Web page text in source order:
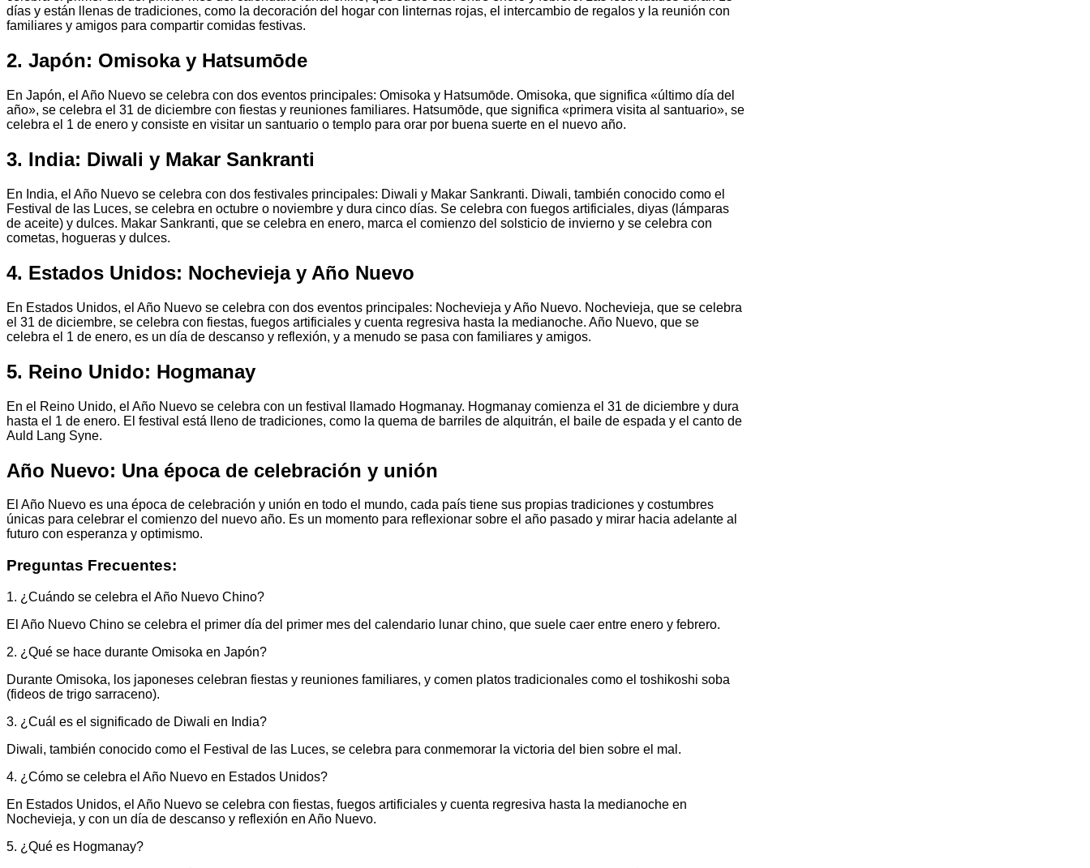
días y están llenas de tradiciones, como la decoración del hogar con linternas rojas, el intercambio de regalos y la reunión con
familiares y amigos para compartir comidas festivas.
2. Japón: Omisoka y Hatsumōde
En Japón, el Año Nuevo se celebra con dos eventos principales: Omisoka y Hatsumōde. Omisoka, que significa «último día del
año», se celebra el 31 de diciembre con fiestas y reuniones familiares. Hatsumōde, que significa «primera visita al santuario», se
celebra el 1 de enero y consiste en visitar un santuario o templo para orar por buena suerte en el nuevo año.
3. India: Diwali y Makar Sankranti
En India, el Año Nuevo se celebra con dos festivales principales: Diwali y Makar Sankranti. Diwali, también conocido como el
Festival de las Luces, se celebra en octubre o noviembre y dura cinco días. Se celebra con fuegos artificiales, diyas (lámparas
de aceite) y dulces. Makar Sankranti, que se celebra en enero, marca el comienzo del solsticio de invierno y se celebra con
cometas, hogueras y dulces.
4. Estados Unidos: Nochevieja y Año Nuevo
En Estados Unidos, el Año Nuevo se celebra con dos eventos principales: Nochevieja y Año Nuevo. Nochevieja, que se celebra
el 31 de diciembre, se celebra con fiestas, fuegos artificiales y cuenta regresiva hasta la medianoche. Año Nuevo, que se
celebra el 1 de enero, es un día de descanso y reflexión, y a menudo se pasa con familiares y amigos.
5. Reino Unido: Hogmanay
En el Reino Unido, el Año Nuevo se celebra con un festival llamado Hogmanay. Hogmanay comienza el 31 de diciembre y dura
hasta el 1 de enero. El festival está lleno de tradiciones, como la quema de barriles de alquitrán, el baile de espada y el canto de
Auld Lang Syne.
Año Nuevo: Una época de celebración y unión
El Año Nuevo es una época de celebración y unión en todo el mundo, cada país tiene sus propias tradiciones y costumbres
únicas para celebrar el comienzo del nuevo año. Es un momento para reflexionar sobre el año pasado y mirar hacia adelante al
futuro con esperanza y optimismo.
Preguntas Frecuentes:
1. ¿Cuándo se celebra el Año Nuevo Chino?
El Año Nuevo Chino se celebra el primer día del primer mes del calendario lunar chino, que suele caer entre enero y febrero.
2. ¿Qué se hace durante Omisoka en Japón?
Durante Omisoka, los japoneses celebran fiestas y reuniones familiares, y comen platos tradicionales como el toshikoshi soba
(fideos de trigo sarraceno).
3. ¿Cuál es el significado de Diwali en India?
Diwali, también conocido como el Festival de las Luces, se celebra para conmemorar la victoria del bien sobre el mal.
4. ¿Cómo se celebra el Año Nuevo en Estados Unidos?
En Estados Unidos, el Año Nuevo se celebra con fiestas, fuegos artificiales y cuenta regresiva hasta la medianoche en
Nochevieja, y con un día de descanso y reflexión en Año Nuevo.
5. ¿Qué es Hogmanay?